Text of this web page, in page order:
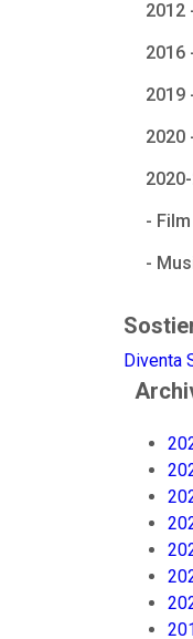
2012
2016
2019
2020
-
-
Diventa